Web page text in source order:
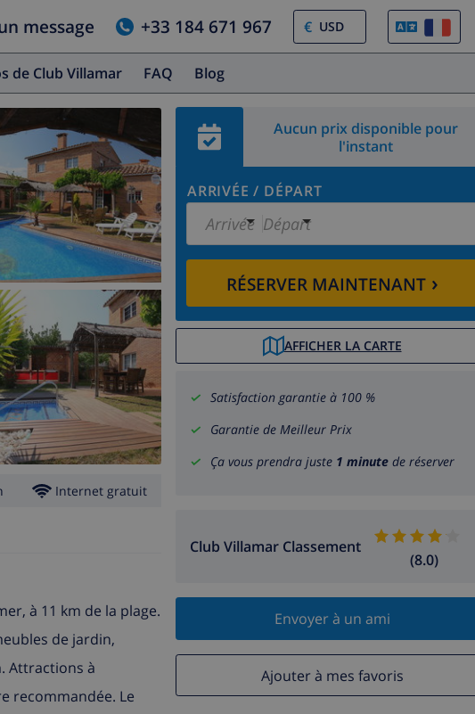
message +33 184 671 967 €
de Club Villamar FAQ Blog
Aucun prix disponible pour
l'instant
ARRIVÉE / DÉPART
Arrivée Départ
RÉSERVER MAINTENANT›
AFFICHER LA CARTE
Satisfaction garantie à 100 %
Garantie de Meilleur Prix
Ça vous prendra juste 1 minute de réserver
Club Villamar Classement
(8.0)
Envoyer à un ami
Ajouter à mes favoris
Internet gratuit
à 11 km de la plage.
de jardin,
Attractions à
recommandée. Le